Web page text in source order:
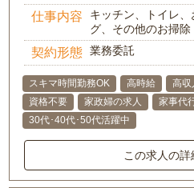
仕事内容
キッチン、トイレ
グ、その他のお掃除
契約形態 業務委託
スキマ時間勤務OK 高時給 高収
資格不要
家政婦の求人
家事代
30代･40代･50代活躍中
この求人の詳